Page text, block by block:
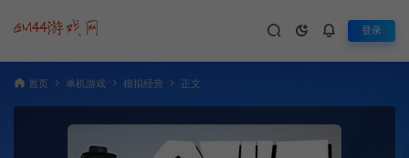
登录
首页 单机游戏 模拟经营 正文